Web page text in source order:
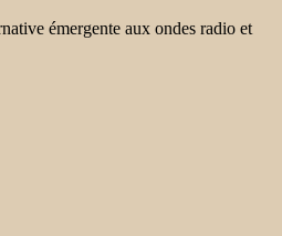
émergente aux ondes radio et